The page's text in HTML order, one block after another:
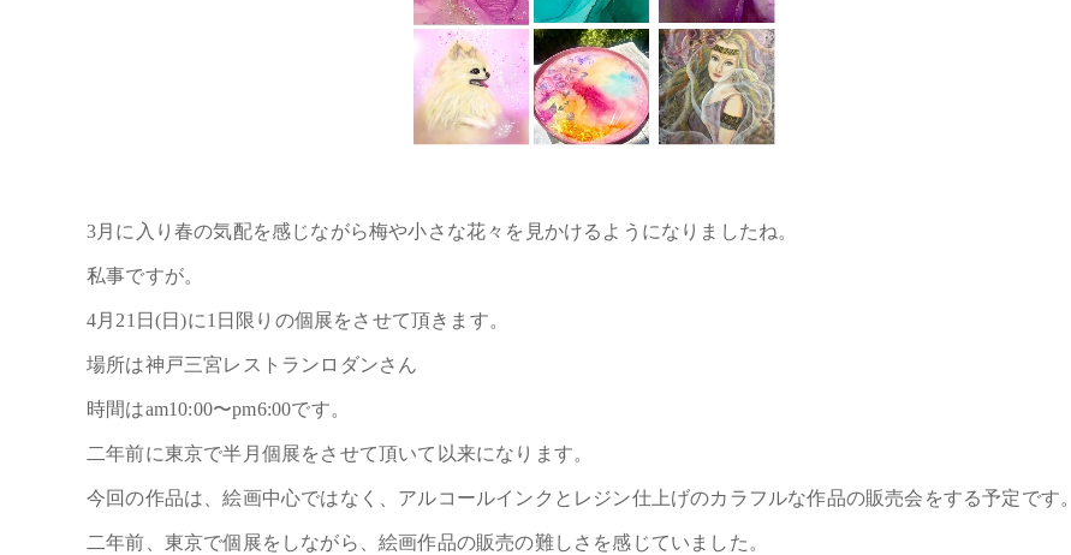
3月に入り春の気配を感じながら梅や小さな花々を見かけるようになりましたね。
私事ですが。
4月21日(日)に1日限りの個展をさせて頂きます。
場所は神戸三宮レストランロダンさん
時間はam10:00〜pm6:00です。
二年前に東京で半月個展をさせて頂いて以来になります。
今回の作品は、絵画中心ではなく、アルコールインクとレジン仕上げのカラフルな作品の販売会をする予定です。
二年前、東京で個展をしながら、絵画作品の販売の難しさを感じていました。